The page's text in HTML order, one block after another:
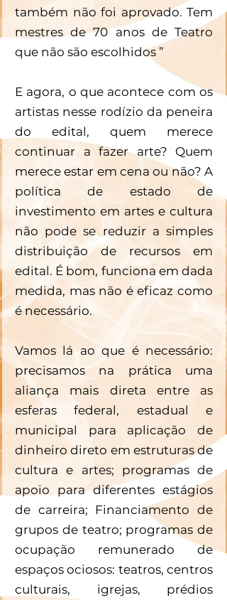
também não foi aprovado. Tem
mestres de 70 anos de Teatro
que não são escolhidos ”
E agora, o que acontece com os
artistas nesse rodízio da peneira
do edital, quem merece
continuar a fazer arte? Quem
merece estar em cena ou não? A
política de estado de
investimento em artes e cultura
não pode se reduzir a simples
distribuição de recursos em
edital. É bom, funciona em dada
medida, mas não é eficaz como
é necessário.
Vamos lá ao que é necessário:
precisamos na prática uma
aliança mais direta entre as
esferas federal, estadual e
municipal para aplicação de
dinheiro direto em estruturas de
cultura e artes; programas de
apoio para diferentes estágios
de carreira; Financiamento de
grupos de teatro; programas de
ocupação remunerado de
espaços ociosos: teatros, centros
culturais, igrejas, prédios